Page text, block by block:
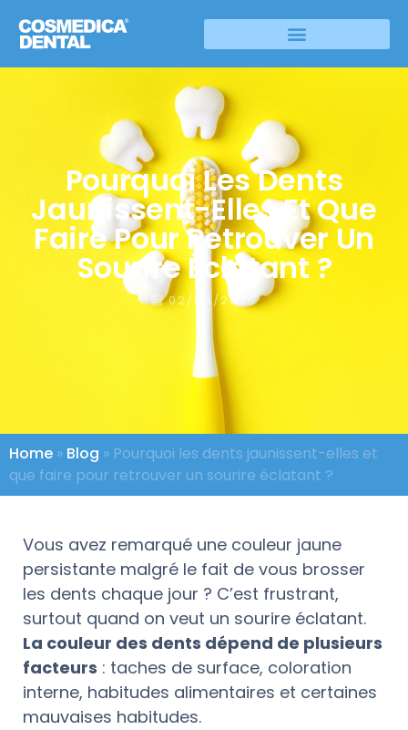
Pourquoi Les Dents
Jaunissent-Elles Et Que
Faire Pour Retrouver Un
Sourire Éclatant ?
02/09/2026
Home » Blog » Pourquoi les dents jaunissent-elles et
que faire pour retrouver un sourire éclatant ?
Vous avez remarqué une couleur jaune
persistante malgré le fait de vous brosser
les dents chaque jour ? C’est frustrant,
surtout quand on veut un sourire éclatant.
La couleur des dents dépend de plusieurs
facteurs : taches de surface, coloration
interne, habitudes alimentaires et certaines
mauvaises habitudes.